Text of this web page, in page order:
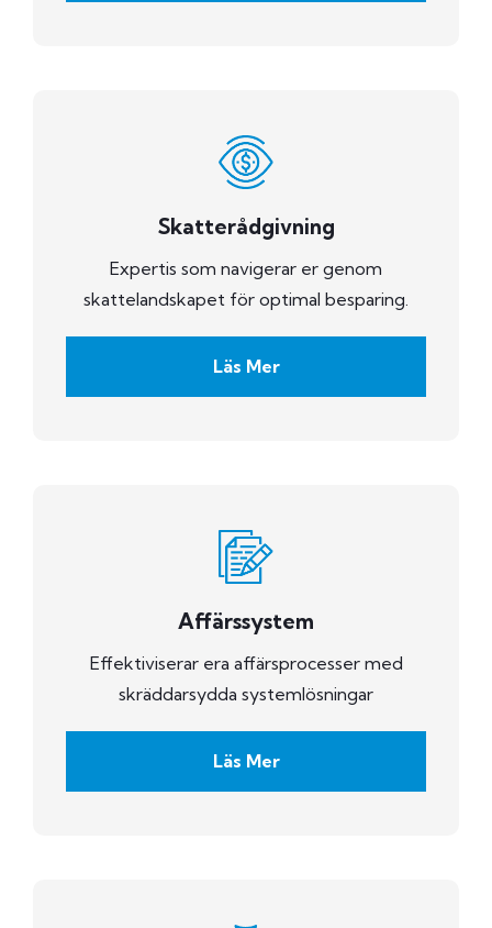
Skatterådgivning
Expertis som navigerar er genom
skattelandskapet för optimal besparing.
Läs Mer
Affärssystem
Effektiviserar era affärsprocesser med
skräddarsydda systemlösningar
Läs Mer